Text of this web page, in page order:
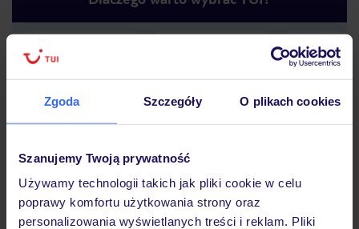
Zgoda Szczegóły O plikach cookies
Szanujemy Twoją prywatność
Używamy technologii takich jak pliki cookie w celu
poprawy komfortu użytkowania strony oraz
personalizowania wyświetlanych treści i reklam. Pliki
Lider niskich cen
Największe biuro
podróży w Polsce
30 lat w
Hotel